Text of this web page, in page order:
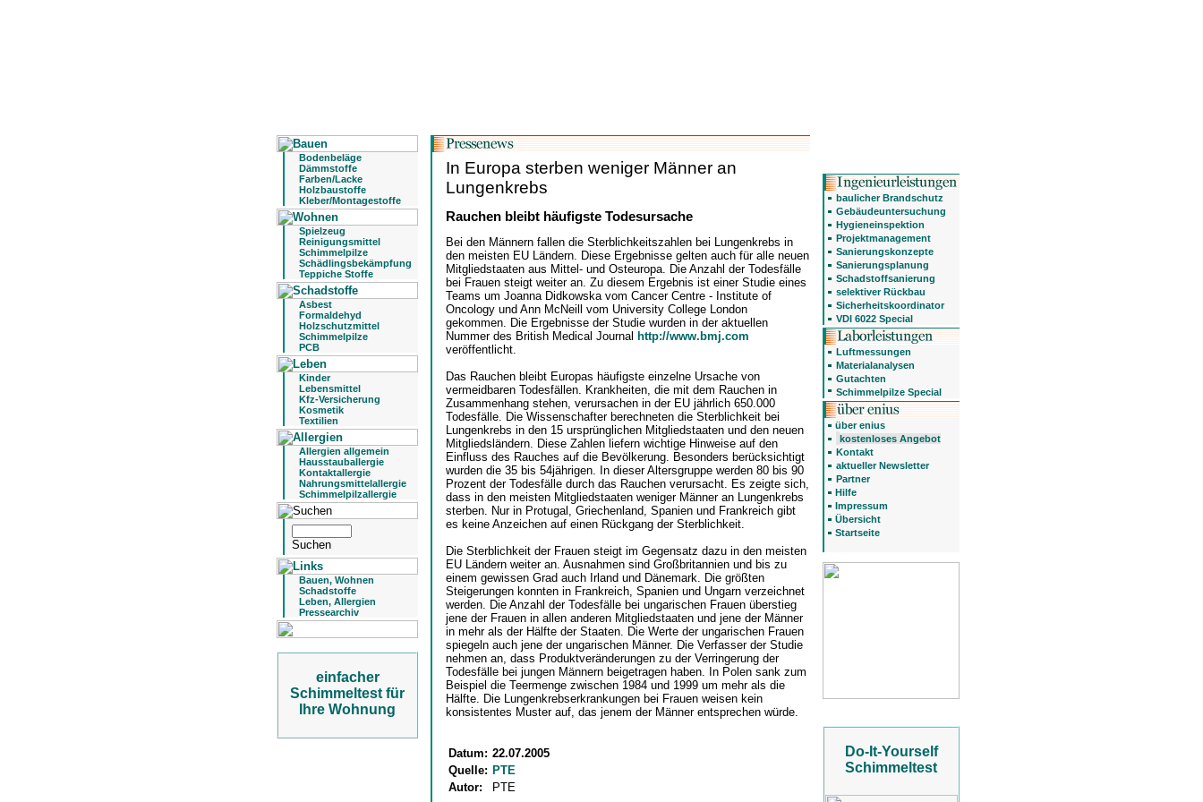
Bodenbeläge
Dämmstoffe
Farben/Lacke
Holzbaustoffe
Kleber/Montagestoffe
Spielzeug
Reinigungsmittel
Schimmelpilze
Schädlingsbekämpfung
Teppiche Stoffe
Asbest
Formaldehyd
Holzschutzmittel
Schimmelpilze
PCB
Kinder
Lebensmittel
Kfz-Versicherung
Kosmetik
Textilien
Allergien allgemein
Hausstauballergie
Kontaktallergie
Nahrungsmittelallergie
Schimmelpilzallergie
Bauen, Wohnen
Schadstoffe
Leben, Allergien
Pressearchiv
einfacher
Schimmeltest für
Ihre Wohnung
In Europa sterben weniger Männer an
Lungenkrebs
Rauchen bleibt häufigste Todesursache
Bei den Männern fallen die Sterblichkeitszahlen bei Lungenkrebs in
den meisten EU Ländern. Diese Ergebnisse gelten auch für alle neuen
Mitgliedstaaten aus Mittel- und Osteuropa. Die Anzahl der Todesfälle
bei Frauen steigt weiter an. Zu diesem Ergebnis ist einer Studie eines
Teams um Joanna Didkowska vom Cancer Centre - Institute of
Oncology und Ann McNeill vom University College London
gekommen. Die Ergebnisse der Studie wurden in der aktuellen
Nummer des British Medical Journal http://www.bmj.com
veröffentlicht.
Das Rauchen bleibt Europas häufigste einzelne Ursache von
vermeidbaren Todesfällen. Krankheiten, die mit dem Rauchen in
Zusammenhang stehen, verursachen in der EU jährlich 650.000
Todesfälle. Die Wissenschafter berechneten die Sterblichkeit bei
Lungenkrebs in den 15 ursprünglichen Mitgliedstaaten und den neuen
Mitgliedsländern. Diese Zahlen liefern wichtige Hinweise auf den
Einfluss des Rauches auf die Bevölkerung. Besonders berücksichtigt
wurden die 35 bis 54jährigen. In dieser Altersgruppe werden 80 bis 90
Prozent der Todesfälle durch das Rauchen verursacht. Es zeigte sich,
dass in den meisten Mitgliedstaaten weniger Männer an Lungenkrebs
sterben. Nur in Protugal, Griechenland, Spanien und Frankreich gibt
es keine Anzeichen auf einen Rückgang der Sterblichkeit.
Die Sterblichkeit der Frauen steigt im Gegensatz dazu in den meisten
EU Ländern weiter an. Ausnahmen sind Großbritannien und bis zu
einem gewissen Grad auch Irland und Dänemark. Die größten
Steigerungen konnten in Frankreich, Spanien und Ungarn verzeichnet
werden. Die Anzahl der Todesfälle bei ungarischen Frauen überstieg
jene der Frauen in allen anderen Mitgliedstaaten und jene der Männer
in mehr als der Hälfte der Staaten. Die Werte der ungarischen Frauen
spiegeln auch jene der ungarischen Männer. Die Verfasser der Studie
nehmen an, dass Produktveränderungen zu der Verringerung der
Todesfälle bei jungen Männern beigetragen haben. In Polen sank zum
Beispiel die Teermenge zwischen 1984 und 1999 um mehr als die
Hälfte. Die Lungenkrebserkrankungen bei Frauen weisen kein
konsistentes Muster auf, das jenem der Männer entsprechen würde.
Datum: 22.07.2005
Quelle: PTE
Autor:
PTE
baulicher Brandschutz
Gebäudeuntersuchung
Hygieneinspektion
Projektmanagement
Sanierungskonzepte
Sanierungsplanung
Schadstoffsanierung
selektiver Rückbau
Sicherheitskoordinator
VDI 6022 Special
Luftmessungen
Materialanalysen
Gutachten
Schimmelpilze Special
über enius
kostenloses Angebot
Kontakt
aktueller Newsletter
Partner
Hilfe
Impressum
Übersicht
Startseite
Do-It-Yourself
Schimmeltest